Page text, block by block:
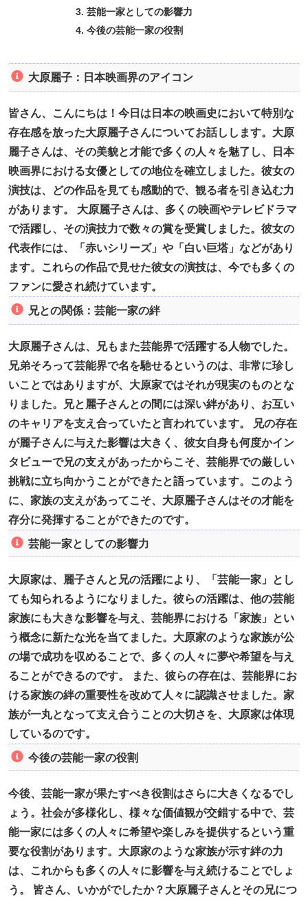
芸能一家としての影響力
今後の芸能一家の役割
大原麗子：日本映画界のアイコン
皆さん、こんにちは！今日は日本の映画史において特別な
存在感を放った大原麗子さんについてお話しします。大原
麗子さんは、その美貌と才能で多くの人々を魅了し、日本
映画界における女優としての地位を確立しました。彼女の
演技は、どの作品を見ても感動的で、観る者を引き込む力
があります。 大原麗子さんは、多くの映画やテレビドラマ
で活躍し、その演技力で数々の賞を受賞しました。彼女の
代表作には、「赤いシリーズ」や「白い巨塔」などがあり
ます。これらの作品で見せた彼女の演技は、今でも多くの
ファンに愛され続けています。
兄との関係：芸能一家の絆
大原麗子さんは、兄もまた芸能界で活躍する人物でした。
兄弟そろって芸能界で名を馳せるというのは、非常に珍し
いことではありますが、大原家ではそれが現実のものとな
りました。兄と麗子さんとの間には深い絆があり、お互い
のキャリアを支え合っていたと言われています。 兄の存在
が麗子さんに与えた影響は大きく、彼女自身も何度かイン
タビューで兄の支えがあったからこそ、芸能界での厳しい
挑戦に立ち向かうことができたと語っています。このよう
に、家族の支えがあってこそ、大原麗子さんはその才能を
存分に発揮することができたのです。
芸能一家としての影響力
大原家は、麗子さんと兄の活躍により、「芸能一家」とし
ても知られるようになりました。彼らの活躍は、他の芸能
家族にも大きな影響を与え、芸能界における「家族」とい
う概念に新たな光を当てました。大原家のような家族が公
の場で成功を収めることで、多くの人々に夢や希望を与え
ることができるのです。 また、彼らの存在は、芸能界にお
ける家族の絆の重要性を改めて人々に認識させました。家
族が一丸となって支え合うことの大切さを、大原家は体現
しているのです。
今後の芸能一家の役割
今後、芸能一家が果たすべき役割はさらに大きくなるでし
ょう。社会が多様化し、様々な価値観が交錯する中で、芸
能一家には多くの人々に希望や楽しみを提供するという重
要な役割があります。大原家のような家族が示す絆の力
は、これからも多くの人々に影響を与え続けることでしょ
う。 皆さん、いかがでしたか？大原麗子さんとその兄につ